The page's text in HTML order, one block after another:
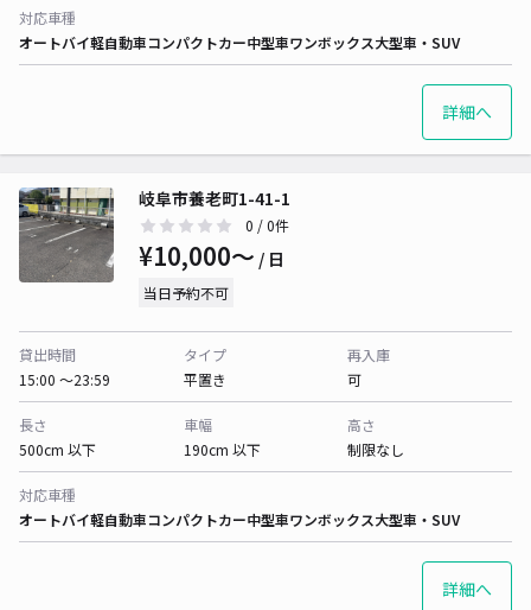
対応車種
オートバイ軽自動車コンパクトカー中型車ワンボックス大型車・SUV
詳細へ
岐阜市養老町1-41-1
0 / 0件
¥10,000〜 / 日
当日予約不可
貸出時間
15:00 〜23:59
タイプ
平置き
再入庫
可
長さ
500cm 以下
車幅
190cm 以下
高さ
制限なし
対応車種
オートバイ軽自動車コンパクトカー中型車ワンボックス大型車・SUV
詳細へ